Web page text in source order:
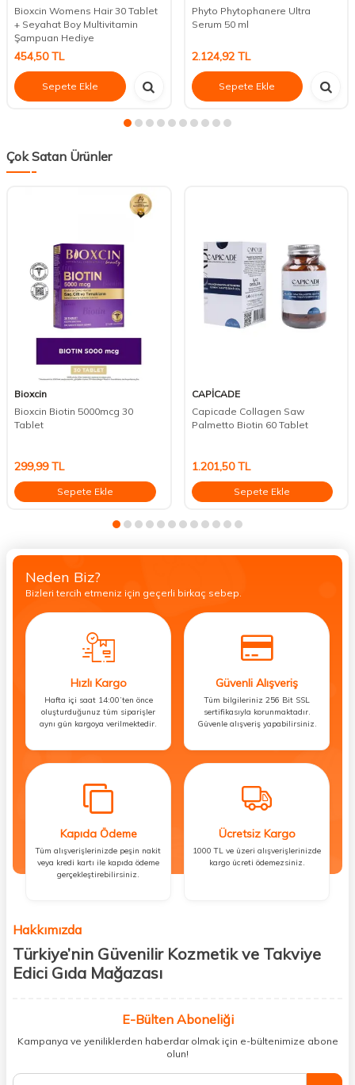
Bioxcin Womens Hair 30 Tablet
+ Seyahat Boy Multivitamin
Şampuan Hediye
454,50TL
Sepete Ekle
Phyto Phytophanere Ultra
Serum 50 ml
2.124,92TL
Sepete Ekle
Çok Satan Ürünler
Bioxcin
Bioxcin Biotin 5000mcg 30
Tablet
299,99TL
Sepete Ekle
CAPİCADE
Capicade Collagen Saw
Palmetto Biotin 60 Tablet
1.201,50TL
Sepete Ekle
Neden Biz?
Bizleri tercih etmeniz için geçerli birkaç sebep.
Hızlı Kargo
Hafta içi saat 14:00’ten önce
oluşturduğunuz tüm siparişler
aynı gün kargoya verilmektedir.
Güvenli Alışveriş
Tüm bilgileriniz 256 Bit SSL
sertifikasıyla korunmaktadır.
Güvenle alışveriş yapabilirsiniz.
Kapıda Ödeme
Tüm alışverişlerinizde peşin nakit
veya kredi kartı ile kapıda ödeme
gerçekleştirebilirsiniz.
Ücretsiz Kargo
1000 TL ve üzeri alışverişlerinizde
kargo ücreti ödemezsiniz.
Hakkımızda
Türkiye’nin Güvenilir Kozmetik ve Takviye
Edici Gıda Mağazası
kişisel bakım hem de takviye edici gıda ürünlerini sizlerle
buluşturuyoruz. Artık mağaza mağaza dolaşmanıza gerek yok;
ihtiyacınız olan her şeyi tek bir çatı altında topluyor ve kapınıza kadar
E-Bülten Aboneliği
Kampanya ve yeniliklerden haberdar olmak için e-bültenimize abone
olun!